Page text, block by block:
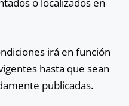
irá en función
hasta que sean
publicadas.